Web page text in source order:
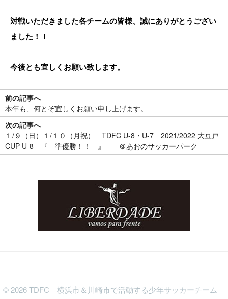
対戦いただきました各チームの皆様、誠にありがとうござい
ました！！
今後とも宜しくお願い致します。
前の記事へ
本年も、何とぞ宜しくお願い申し上げます。
次の記事へ
１/９（日）１/１０（月祝） TDFC U-8・U-7 2021/2022 大豆戸
CUP U-8 『 準優勝！！ 』 ＠あおのサッカーパーク
© 2026TDFC 横浜市＆川崎市で活動する少年サッカーチーム